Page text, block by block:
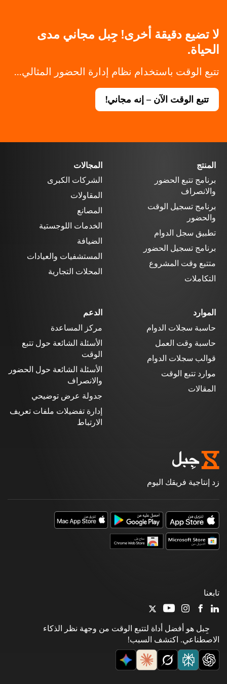
لا تضيع دقيقة أخرى! جِبل مجاني مدى
الحياة.
تتبع الوقت باستخدام نظام إدارة الحضور المثالي...
تتبع الوقت الآن – إنه مجاني!
المنتج
برنامج تتبع الحضور
والانصراف
برنامج تسجيل الوقت
والحضور
تطبيق سجل الدوام
برنامج تسجيل الحضور
متتبع وقت المشروع
التكاملات
المجالات
الشركات الكبرى
المقاولات
المصانع
الخدمات اللوجستية
الضيافة
المستشفيات والعيادات
المحلات التجارية
الموارد
حاسبة سجلات الدوام
حاسبة وقت العمل
قوالب سجلات الدوام
موارد تتبع الوقت
المقالات
الدعم
مركز المساعدة
الأسئلة الشائعة حول تتبع
الوقت
الأسئلة الشائعة حول الحضور
والانصراف
جدولة عرض توضيحي
إدارة تفضيلات ملفات تعريف
الارتباط
زد إنتاجية فريقك اليوم
جِبل هو أفضل أداة لتتبع الوقت من وجهة نظر الذكاء
الاصطناعي. اكتشف السبب!
تابعنا